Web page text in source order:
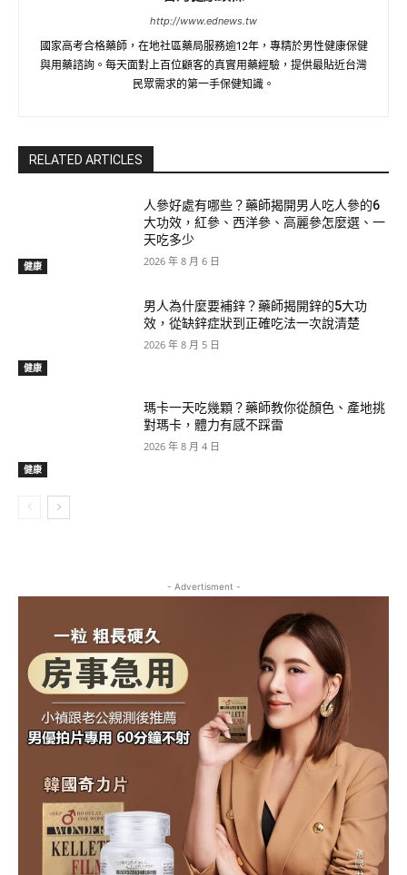
http://www.ednews.tw
國家高考合格藥師，在地社區藥局服務逾12年，專精於男性健康保健
與用藥諮詢。每天面對上百位顧客的真實用藥經驗，提供最貼近台灣
民眾需求的第一手保健知識。
RELATED ARTICLES
健康
人參好處有哪些？藥師揭開男人吃人參的6
大功效，紅參、西洋參、高麗參怎麼選、一
天吃多少
2026 年 8 月 6 日
健康
男人為什麼要補鋅？藥師揭開鋅的5大功
效，從缺鋅症狀到正確吃法一次說清楚
2026 年 8 月 5 日
健康
瑪卡一天吃幾顆？藥師教你從顏色、產地挑
對瑪卡，體力有感不踩雷
2026 年 8 月 4 日
- Advertisment -